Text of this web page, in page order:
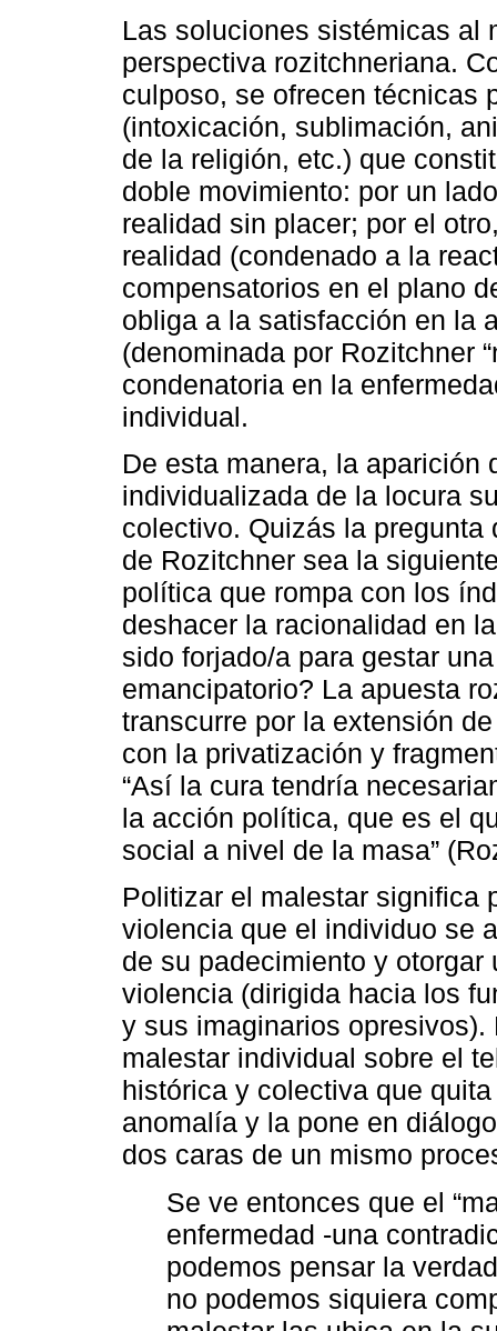
Las soluciones sistémicas al
perspectiva rozitchneriana.
culposo, se ofrecen técnicas
(intoxicación, sublimación,
de la religión, etc.) que
doble movimiento: por un
realidad sin placer; por el
realidad (condenado a la
compensatorios en el plano
obliga a la satisfacción en la
(denominada por Rozitchner
condenatoria en la
individual.
De esta manera, la aparición
individualizada de la locura
colectivo. Quizás la
de Rozitchner sea la
política que rompa con los
deshacer la racionalidad en
sido forjado/a para gestar
emancipatorio? La apuesta
transcurre por la extensión
con la privatización y
“Así la cura tendría
la acción política, que es el
social a nivel de la masa”
Politizar el malestar significa
violencia que el individuo se
de su padecimiento y
violencia (dirigida hacia los
y sus imaginarios
malestar individual sobre el
histórica y colectiva que
anomalía y la pone en
dos caras de un mismo
Se ve entonces que el
enfermedad -una
podemos pensar la
no podemos siquiera